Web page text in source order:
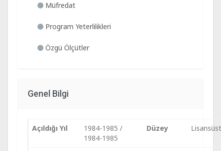
Müfredat
Program Yeterlilikleri
Özgü Ölçütler
Genel Bilgi
Açıldığı Yıl
1984-1985 /
1984-1985
Düzey